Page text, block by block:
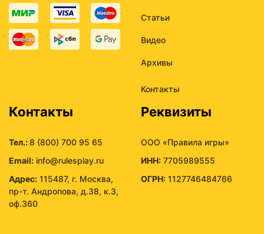
Статьи
Видео
Архивы
Контакты
Контакты
Тел.:8 (800) 700 95 65
Email: info@rulesplay.ru
Адрес: 115487, г. Москва,
пр-т. Андропова, д.38, к.3,
оф.360
Реквизиты
ООО «Правила игры»
ИНН: 7705989555
ОГРН: 1127746484766